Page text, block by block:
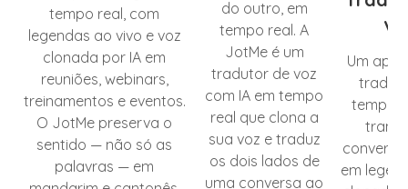
tempo real, com
legendas ao vivo e voz
clonada por IA em
reuniões, webinars,
treinamentos e eventos.
O JotMe preserva o
sentido — não só as
palavras — em
do outro, em
tempo real. A
JotMe é um
tradutor de voz
com IA em tempo
real que clona a
sua voz e traduz
os dois lados de
uma conversa ao
Um
tempo
em